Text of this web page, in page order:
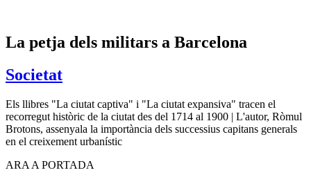
La petja dels militars a Barcelona
Societat
Els llibres "La ciutat captiva" i "La ciutat expansiva" tracen el
recorregut històric de la ciutat des del 1714 al 1900 | L'autor, Ròmul
Brotons, assenyala la importància dels successius capitans generals
en el creixement urbanístic
ARA A PORTADA